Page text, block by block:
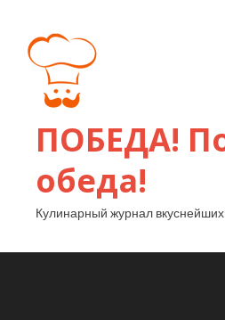
ПОБЕДА!
обеда!
Кулинарный журнал